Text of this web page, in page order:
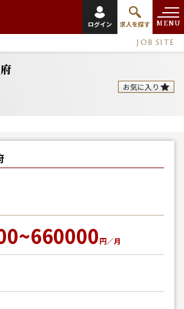
ログイン 求人を探す MENU
JOB SITE
お気に入り
円／月